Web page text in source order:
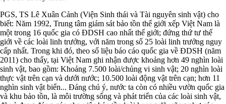
PGS, TS Lê Xuân Cảnh (Viện Sinh thái và Tài nguyên sinh vật) cho
biết: Năm 1992, Trung tâm giám sát bảo tồn thế giới xếp Việt Nam là
một trong 16 quốc gia có ĐDSH cao nhất thế giới; đứng thứ tư thế
giới về các loài linh trưởng, với năm trong số 25 loài linh trưởng nguy
cấp nhất. Trong khi đó, theo số liệu báo cáo quốc gia về ĐDSH (năm
2011) cho thấy, tại Việt Nam ghi nhận được khoảng hơn 49 nghìn loài
sinh vật, bao gồm: Khoảng 7.500 loài/chủng vi sinh vật; 20 nghìn loài
thực vật trên cạn và dưới nước; 10.500 loài động vật trên cạn; hơn 11
nghìn sinh vật biển... Đáng chú ý, nước ta còn có nhiều vườn quốc gia
và khu bảo tồn, là môi trường sống và phát triển của các loài sinh vật,